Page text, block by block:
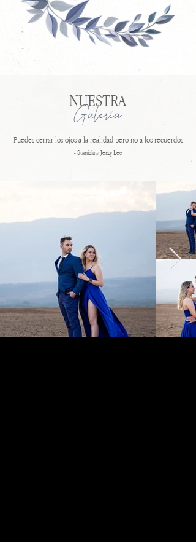
NUESTRA
Galeria
Puedes cerrar los ojos a la realidad pero no a los recuerdos​
- Stanislaw Jerzy Lec